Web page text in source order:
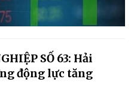
SỐ 63: Hải
động lực tăng